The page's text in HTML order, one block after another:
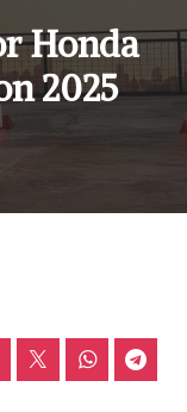
Honda
2025